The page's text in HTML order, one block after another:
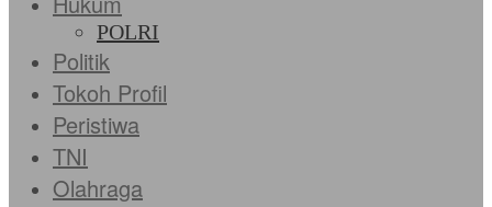
POLRI
Politik
Tokoh Profil
Peristiwa
TNI
Olahraga